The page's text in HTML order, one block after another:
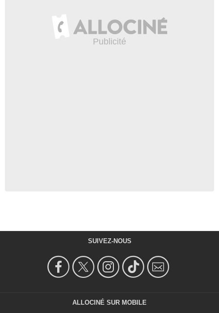
SUIVEZ-NOUS
ALLOCINÉ SUR MOBILE